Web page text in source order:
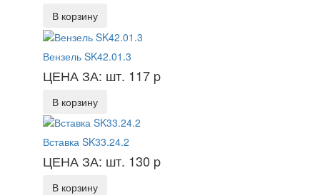
В корзину
Вензель SK42.01.3
ЦЕНА ЗА: шт. 117 p
В корзину
Вставка SK33.24.2
ЦЕНА ЗА: шт. 130 p
В корзину